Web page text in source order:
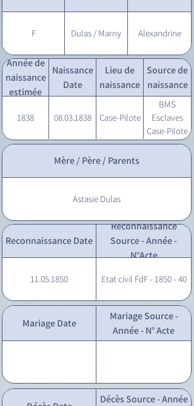
F Dulas / Marny Alexandrine
Année de
naissance
estimée
Naissance
Date
Lieu de
naissance
Source de
naissance
1838 08.03.1838 Case-Pilote
BMS
Esclaves
Case-Pilote
- 1838 - 14
Mère / Père / Parents
Astasie Dulas
Reconnaissance Date
Reconnaissance
Source - Année -
N°Acte
11.05.1850 Etat civil FdF - 1850 - 40
Mariage Date
Mariage Source -
Année - N° Acte
Décès Source - Année